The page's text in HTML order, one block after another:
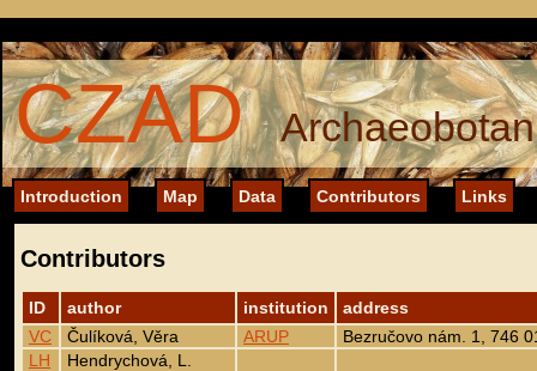
CZAD
Introduction Map Data Contributors Links
Contributors
ID author institution
address
VC
Čulíková, Věra ARUP
Bezručovo nám. 1, 746
LH
Hendrychová, L.